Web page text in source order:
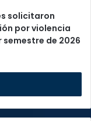
solicitaron
por violencia
de 2026